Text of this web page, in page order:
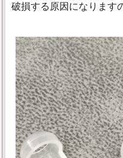
破損する原因になります